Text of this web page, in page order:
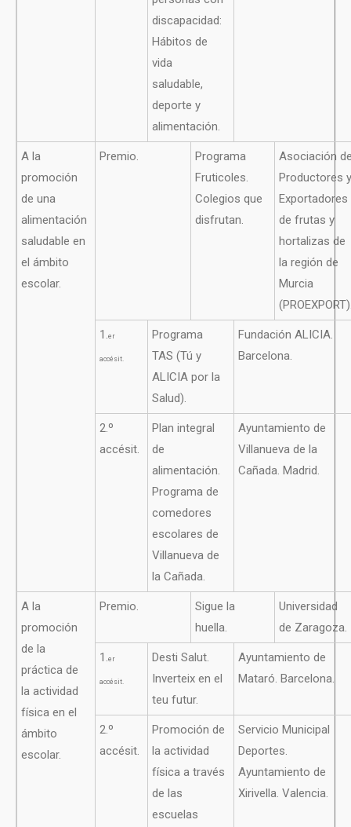
discapacidad:
Hábitos de
vida
saludable,
deporte y
alimentación.
A la
promoción
de una
alimentación
saludable en
el ámbito
escolar.
Premio.
Programa
Fruticoles.
Colegios que
disfrutan.
Asociación
Productores y
Exportadores
de frutas y
hortalizas de
la región de
Murcia
1.er
accésit.
Programa
TAS (Tú y
ALICIA por la
Salud).
Fundación ALICIA.
Barcelona.
2.º
accésit.
Plan integral
de
alimentación.
Programa de
comedores
escolares de
Villanueva de
la Cañada.
Ayuntamiento de
Villanueva de la
Cañada. Madrid.
A la
promoción
de la
práctica de
la actividad
física en el
ámbito
escolar.
Premio.
Sigue la
huella.
Universidad
de Zaragoza.
1.er
accésit.
Desti Salut.
Inverteix en el
teu futur.
Ayuntamiento de
Mataró. Barcelona.
2.º
accésit.
Promoción de
la actividad
física a través
de las
escuelas
Servicio Municipal
Deportes.
Ayuntamiento de
Xirivella. Valencia.